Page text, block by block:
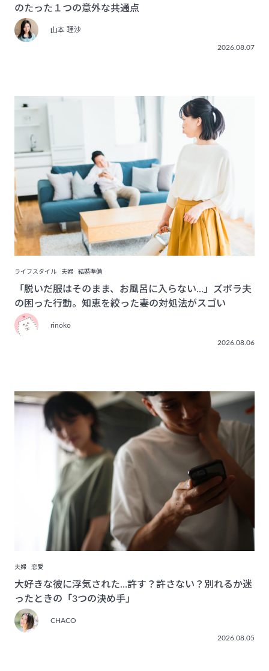
のたった１つの意外な共通点
山本 理沙
2026.08.07
ライフスタイル 夫婦 結婚準備
「脱いだ服はそのまま、お風呂に入らない…」ズボラ夫
の困った行動。知恵を絞った妻の対処法がスゴい
rinoko
2026.08.06
夫婦 恋愛
大好きな彼に浮気された…許す？許さない？別れるか迷
ったときの「3つの決め手」
CHACO
2026.08.05